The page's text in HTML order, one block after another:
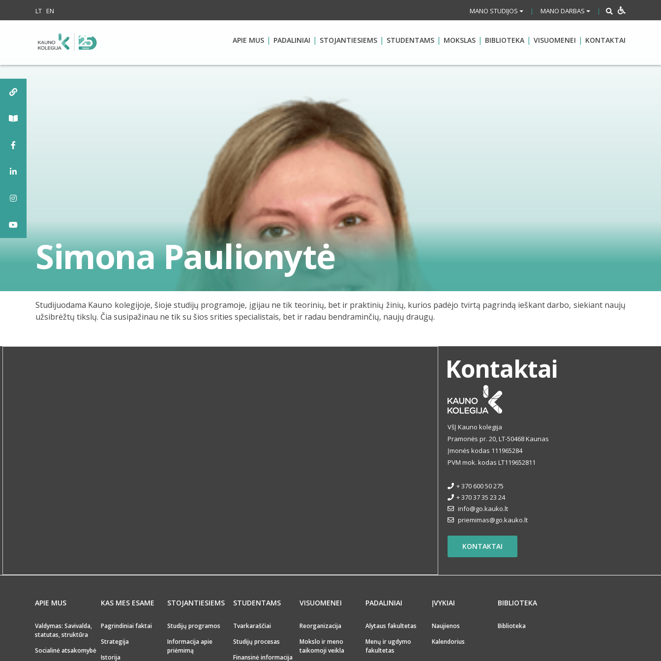
LT EN MANO STUDIJOS | MANO DARBAS |
APIE MUS PADALINIAI STOJANTIESIEMS STUDENTAMS MOKSLAS BIBLIOTEKA VISUOMENEI KONTAKTAI
Simona Paulionytė
Studijuodama Kauno kolegijoje, šioje studijų programoje, įgijau ne tik teorinių, bet ir praktinių žinių, kurios padėjo tvirtą pagrindą ieškant darbo, siekiant naujų
užsibrėžtų tikslų. Čia susipažinau ne tik su šios srities specialistais, bet ir radau bendraminčių, naujų draugų.
Kontaktai
VšĮ Kauno kolegija
Pramonės pr. 20, LT-50468 Kaunas
Įmonės kodas 111965284
PVM mok. kodas LT119652811
+ 370 600 50 275
+ 370 37 35 23 24
info@go.kauko.lt
priemimas@go.kauko.lt
KONTAKTAI
APIE MUS
Valdymas: Savivalda,
statutas, struktūra
Socialinė atsakomybė
KAS MES ESAME
Pagrindiniai faktai
Strategija
Istorija
STOJANTIESIEMS
Studijų programos
Informacija apie
priėmimą
STUDENTAMS
Tvarkaraščiai
Studijų procesas
Finansinė informacija
VISUOMENEI
Reorganizacija
Mokslo ir meno
taikomoji veikla
PADALINIAI
Alytaus fakultetas
Menų ir ugdymo
fakultetas
ĮVYKIAI
Naujienos
Kalendorius
BIBLIOTEKA
Biblioteka